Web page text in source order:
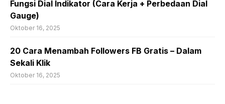
Fungsi Dial Indikator (Cara Kerja + Perbedaan Dial
Gauge)
Oktober 16, 2025
20 Cara Menambah Followers FB Gratis – Dalam
Sekali Klik
Oktober 16, 2025